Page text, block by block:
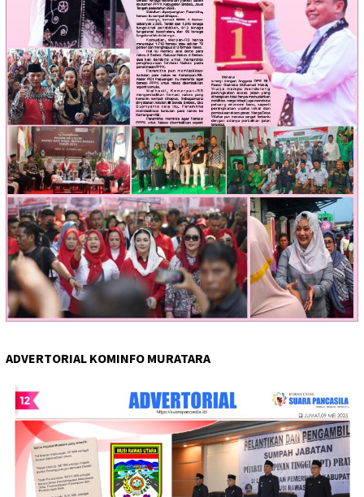
ADVERTORIAL KOMINFO MURATARA